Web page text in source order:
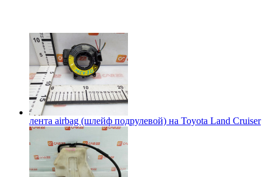
лента airbag (шлейф подрулевой) на Toyota Land Cruiser